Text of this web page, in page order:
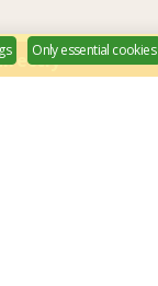
Only essential cookies